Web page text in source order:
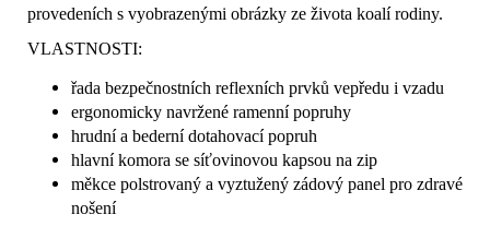
provedeních s vyobrazenými obrázky ze života koalí rodiny.
VLASTNOSTI:
řada bezpečnostních reflexních prvků vepředu i vzadu
ergonomicky navržené ramenní popruhy
hrudní a bederní dotahovací popruh
hlavní komora se síťovinovou kapsou na zip
měkce polstrovaný a vyztužený zádový panel pro zdravé
nošení